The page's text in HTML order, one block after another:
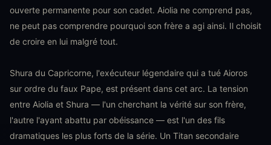
ouverte permanente pour son cadet. Aiolia ne comprend pas,
ne peut pas comprendre pourquoi son frère a agi ainsi. Il choisit
de croire en lui malgré tout.
Shura du Capricorne, l'exécuteur légendaire qui a tué Aioros
sur ordre du faux Pape, est présent dans cet arc. La tension
entre Aiolia et Shura — l'un cherchant la vérité sur son frère,
l'autre l'ayant abattu par obéissance — est l'un des fils
dramatiques les plus forts de la série. Un Titan secondaire